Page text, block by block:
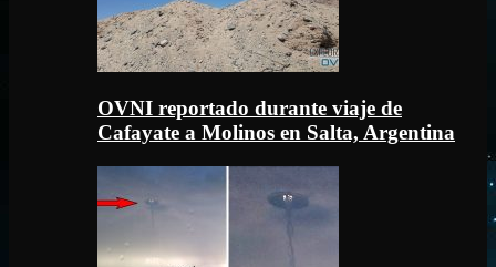
OVNI reportado durante viaje de
Cafayate a Molinos en Salta, Argentina